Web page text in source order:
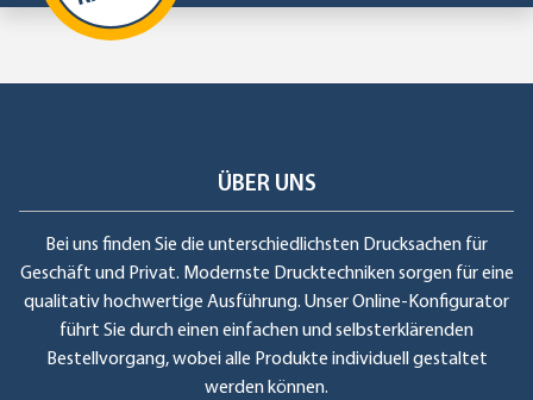
ÜBER UNS
Bei uns finden Sie die unterschiedlichsten Drucksachen für
Geschäft und Privat. Modernste Drucktechniken sorgen für eine
qualitativ hochwertige Ausführung. Unser Online-Konfigurator
führt Sie durch einen einfachen und selbsterklärenden
Bestellvorgang, wobei alle Produkte individuell gestaltet
werden können.